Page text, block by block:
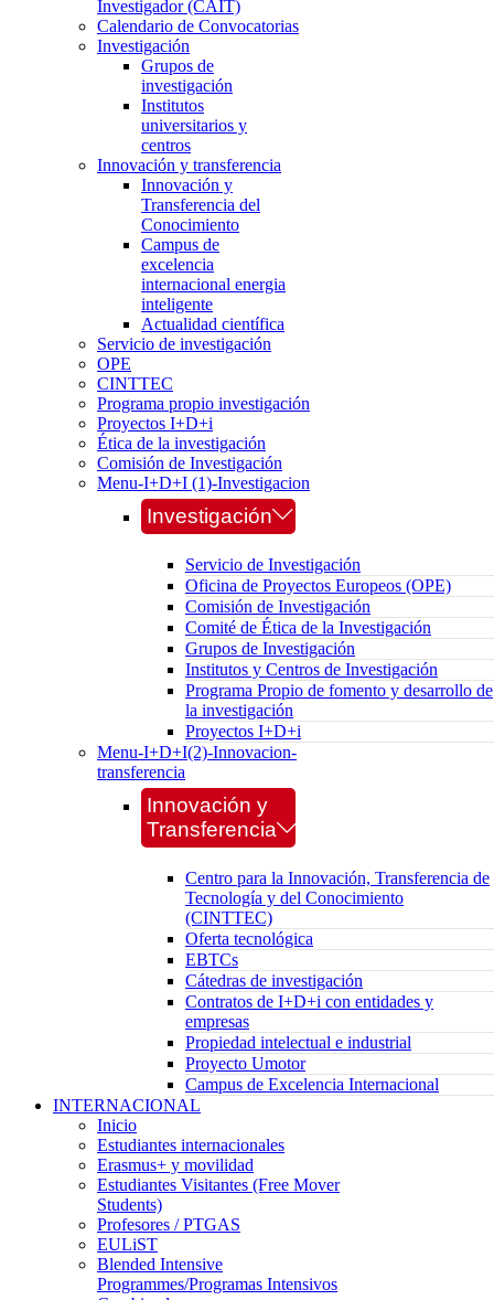
Investigador (CAIT)
Calendario de Convocatorias
Investigación
Grupos de
investigación
Institutos
universitarios y
centros
Innovación y transferencia
Innovación y
Transferencia del
Conocimiento
Campus de
excelencia
internacional energia
inteligente
Actualidad científica
Servicio de investigación
OPE
CINTTEC
Programa propio investigación
Proyectos I+D+i
Ética de la investigación
Comisión de Investigación
Menu-I+D+I (1)-Investigacion
Investigación
Servicio de Investigación
Oficina de Proyectos Europeos (OPE)
Comisión de Investigación
Comité de Ética de la Investigación
Grupos de Investigación
Institutos y Centros de Investigación
Programa Propio de fomento y desarrollo de
la investigación
Proyectos I+D+i
Menu-I+D+I(2)-Innovacion-
transferencia
Innovación y
Transferencia
Centro para la Innovación, Transferencia de
Tecnología y del Conocimiento
(CINTTEC)
Oferta tecnológica
EBTCs
Cátedras de investigación
Contratos de I+D+i con entidades y
empresas
Propiedad intelectual e industrial
Proyecto Umotor
Campus de Excelencia Internacional
INTERNACIONAL
Inicio
Estudiantes internacionales
Erasmus+ y movilidad
Estudiantes Visitantes (Free Mover
Students)
Profesores / PTGAS
EULiST
Blended Intensive
Programmes/Programas Intensivos